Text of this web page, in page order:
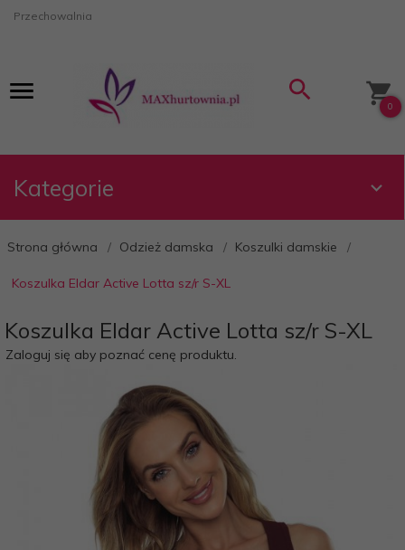
Przechowalnia
0
Kategorie
Strona główna Odzież damska Koszulki damskie
Koszulka Eldar Active Lotta sz/r S-XL
Koszulka Eldar Active Lotta sz/r S-XL
Zaloguj się aby poznać cenę produktu.